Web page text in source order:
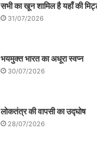
सभी का खून शामिल है यहाँ की
31/07/2026
भयमुक्त भारत का अधूरा स्वप्न
30/07/2026
लोकतंत्र की वापसी का उद्घोष
28/07/2026